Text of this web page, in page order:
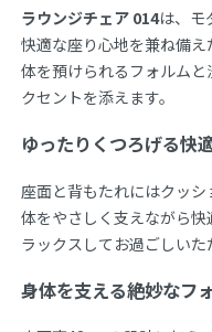
ラウンジチェア 014は、モ
快適な座り心地を兼ね備
体を預けられるフォルム
クセントを添えます。
ゆったりくつろげる快
座面と背もたれにはクッ
体をやさしく支えながら
ラックスしてお過ごしいた
身体を支える絶妙なフ